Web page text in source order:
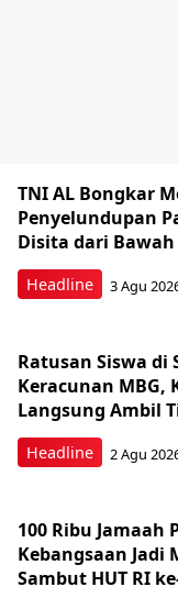
Headline
TNI AL Bongkar
Penyelundupan
Disita dari
3 Agu
Headline
Ratusan Siswa di
Keracunan MBG,
Langsung Ambil
2 Agu
100 Ribu Jamaah
Kebangsaan Jadi
Sambut HUT RI